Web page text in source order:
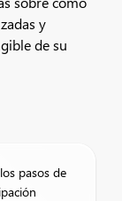
y
de su
pasos de